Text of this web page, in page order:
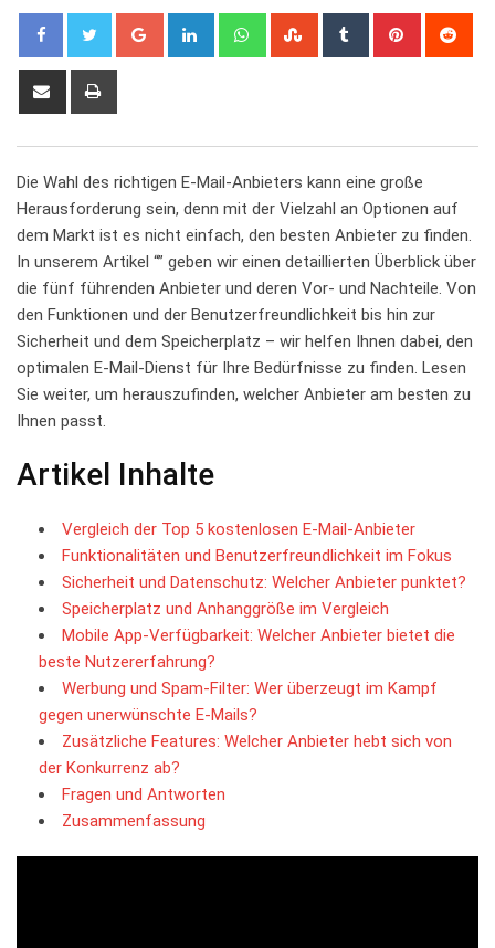
Google+ LinkedIn WhatsappStumbleUpon
Tumblr Pinterest
Share
Die Wahl des richtigen E-Mail-Anbieters kann eine große
Herausforderung sein, denn‌ mit der ‌Vielzahl an Optionen auf
dem Markt ist ‍es nicht einfach, den ​besten Anbieter ⁢zu ⁢finden.
In unserem Artikel “”‌ geben wir einen detaillierten Überblick​ über
die ​fünf führenden⁤ Anbieter und deren Vor- und Nachteile. Von⁣
den Funktionen und der Benutzerfreundlichkeit bis hin ⁢zur ​
Sicherheit und dem⁤ Speicherplatz – wir helfen Ihnen ‍dabei, ​den‌
optimalen E-Mail-Dienst‌ für Ihre ⁤Bedürfnisse zu⁤ finden. Lesen‌
Sie weiter, um herauszufinden, welcher ‌Anbieter ‌am besten zu
Ihnen​ passt.
Artikel ⁤Inhalte
Vergleich der ⁢Top 5 kostenlosen E-Mail-Anbieter
Funktionalitäten und ‌Benutzerfreundlichkeit im Fokus
Sicherheit und Datenschutz:⁣ Welcher ‍Anbieter punktet?
Speicherplatz und Anhanggröße ‍im​ Vergleich
Mobile App-Verfügbarkeit: Welcher ⁤Anbieter bietet ‍die
beste Nutzererfahrung?
Werbung und ⁤Spam-Filter:⁣ Wer überzeugt im Kampf
gegen⁣ unerwünschte E-Mails?
Zusätzliche Features: ‍Welcher⁢ Anbieter hebt ⁣sich von
der Konkurrenz ab?
Fragen ‌und Antworten
Zusammenfassung